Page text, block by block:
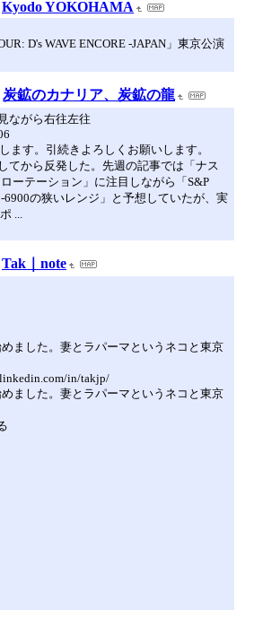
Kyodo YOKOHAMA
D's WAVE ENCORE -JAPAN」東京公演
炭鉱のカナリア、炭鉱の龍
ながら右往左往
ます。引続きよろしくお願いします。
てから反発した。先週の記事では「ナス
ーテーション」に注目しながら「S&P
6900の狭いレンジ」と予想していたが、実
...
Tak｜note
ました。妻とラパーマというネコと東京
in/takjp/
ました。妻とラパーマというネコと東京